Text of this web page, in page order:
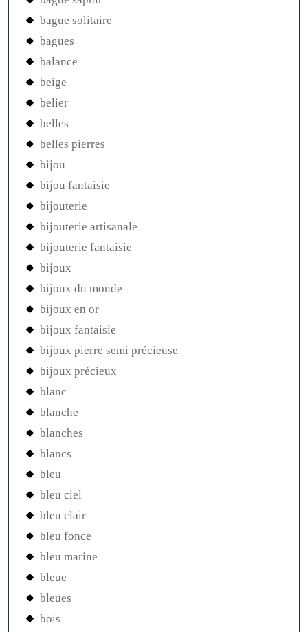
bague solitaire
bagues
balance
beige
belier
belles
belles pierres
bijou
bijou fantaisie
bijouterie
bijouterie artisanale
bijouterie fantaisie
bijoux
bijoux du monde
bijoux en or
bijoux fantaisie
bijoux pierre semi précieuse
bijoux précieux
blanc
blanche
blanches
blancs
bleu
bleu ciel
bleu clair
bleu fonce
bleu marine
bleue
bleues
bois